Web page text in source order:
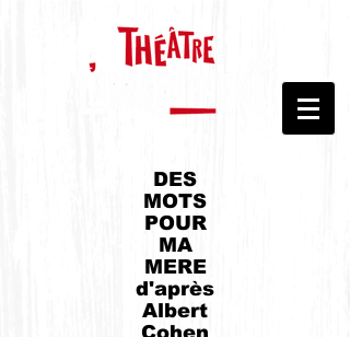
DES
MOTS
POUR
MA
MERE
d'après
Albert
Cohen